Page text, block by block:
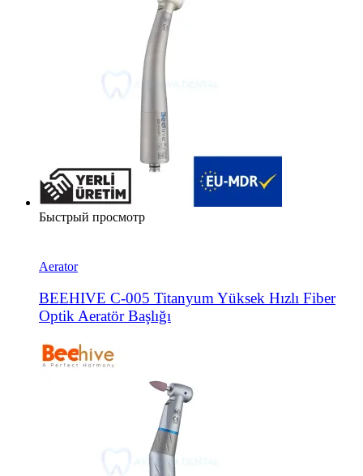
Быстрый просмотр
Aerator
BEEHIVE C-005 Titanyum Yüksek Hızlı Fiber
Optik Aeratör Başlığı